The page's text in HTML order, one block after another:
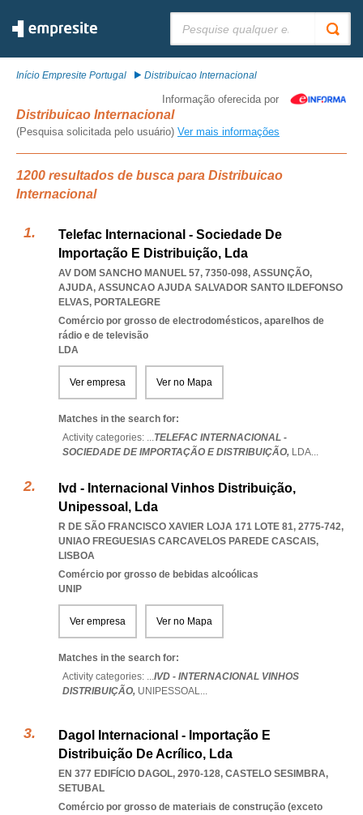
Início Empresite Portugal Distribuicao Internacional
Informação oferecida por
Distribuicao Internacional
(Pesquisa solicitada pelo usuário) Ver mais informações
1200 resultados de busca para Distribuicao
Internacional
Telefac Internacional - Sociedade De
Importação E Distribuição, Lda
AV DOM SANCHO MANUEL 57, 7350-098, ASSUNÇÃO,
AJUDA, ASSUNCAO AJUDA SALVADOR SANTO ILDEFONSO
ELVAS, PORTALEGRE
Comércio por grosso de electrodomésticos, aparelhos de
rádio e de televisão
LDA
Ver empresa Ver no Mapa
Matches in the search for:
Activity categories: ...TELEFAC INTERNACIONAL -
SOCIEDADE DE IMPORTAÇÃO E DISTRIBUIÇÃO, LDA...
Ivd - Internacional Vinhos Distribuição,
Unipessoal, Lda
R DE SÃO FRANCISCO XAVIER LOJA 171 LOTE 81, 2775-742,
UNIAO FREGUESIAS CARCAVELOS PAREDE CASCAIS,
LISBOA
Comércio por grosso de bebidas alcoólicas
UNIP
Ver empresa Ver no Mapa
Matches in the search for:
Activity categories: ...IVD - INTERNACIONAL VINHOS
DISTRIBUIÇÃO, UNIPESSOAL...
Dagol Internacional - Importação E
Distribuição De Acrílico, Lda
EN 377 EDIFÍCIO DAGOL, 2970-128, CASTELO SESIMBRA,
SETUBAL
Comércio por grosso de materiais de construção (exceto